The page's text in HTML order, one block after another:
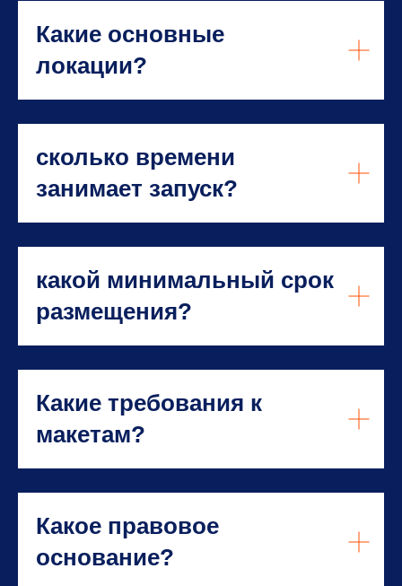
Какие основные
локации?
сколько времени
занимает запуск?
какой минимальный срок
размещения?
Какие требования к
макетам?
Какое правовое
основание?